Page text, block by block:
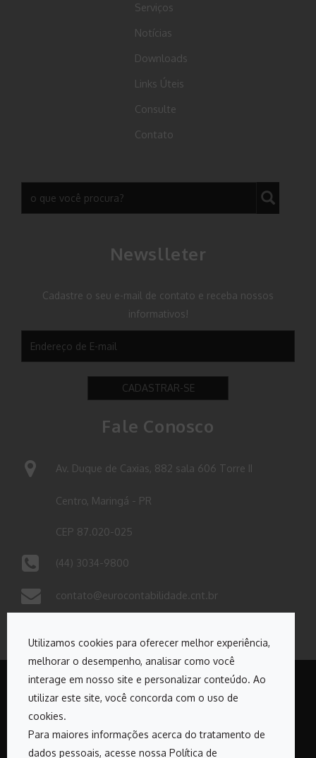
Utilizamos cookies para oferecer melhor experiência,
melhorar o desempenho, analisar como você
interage em nosso site e personalizar conteúdo. Ao
utilizar este site, você concorda com o uso de
cookies.
Para maiores informações acerca do tratamento de
dados pessoais, acesse nossa Política de
Serviços
Notícias
Downloads
Links Úteis
Consulte
Contato
Newslleter
Cadastre o seu e-mail de contato e receba nossos
informativos!
CADASTRAR-SE
Fale Conosco
Av. Duque de Caxias, 882 sala 606 Torre II
Centro, Maringá - PR
CEP 87.020-025
(44) 3034-9800
contato@eurocontabilidade.cnt.br
Copyrights © 2026. Todos os direitos reservados Euro